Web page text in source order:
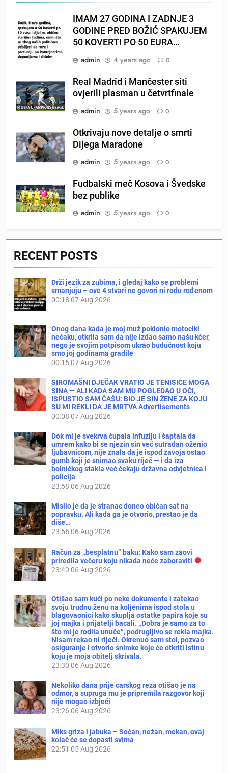
IMAM 27 GODINA I ZADNJE 3
GODINE PRED BOŽIĆ SPAKUJEM
50 KOVERTI PO 50 EURA…
admin
4 years ago 0
Real Madrid i Mančester siti
ovjerili plasman u četvrtfinale
admin
5 years ago 0
Otkrivaju nove detalje o smrti
Dijega Maradone
admin
5 years ago 0
Fudbalski meč Kosova i Švedske
bez publike
admin
5 years ago 0
RECENT POSTS
Drži jezik za zubima, i gledaj kako se problemi
smanjuju – ove 4 stvari ne govori ni rodu rođenom
00:18 07 Aug 2026
Onog dana kada je moj muž poklonio motocikl
nećaku, otkrila sam da nije izdao samo našu kćer,
nego je svojim potpisom ukrao budućnost koju
smo joj godinama gradile
00:1507 Aug 2026
SIROMAŠNI DJEČAK VRATIO JE TENISICE MOGA
SINA — ALI KADA SAM MU POGLEDAO U OČI,
ISPUSTIO SAM ČAŠU: BIO JE SIN ŽENE ZA KOJU
SU MI REKLI DA JE MRTVA Advertisements
00:08 07 Aug 2026
Dok mi je svekrva čupala infuziju i šaptala da
umrem kako bi se njezin sin već sutradan oženio
ljubavnicom, nije znala da je ispod zavoja ostao
gumb koji je snimao svaku riječ — i da iza
bolničkog stakla već čekaju državna odvjetnica i
policija
23:58 06 Aug 2026
Mislio je da je stranac doneo običan sat na
popravku. Ali kada ga je otvorio, prestao je da
diše…
23:56 06 Aug 2026
Račun za „besplatnu“ baku: Kako sam zaovi
priredila večeru koju nikada neće zaboraviti
23:40 06 Aug 2026
Otišao sam kući po neke dokumente i zatekao
svoju trudnu ženu na koljenima ispod stola u
blagovaonici kako skuplja ostatke papira koje su
joj majka i prijatelji bacali. „Dobra je samo za to
što mi je rodila unuče“, podrugljivo se rekla majka.
Nisam rekao ni riječi. Okrenuo sam stol, pozvao
osiguranje i otvorio snimke koje će otkriti istinu
koju je moja obitelj skrivala.
23:30 06 Aug 2026
Nekoliko dana prije carskog reza otišao je na
odmor, a supruga mu je pripremila razgovor koji
nije mogao izbjeći
23:26 06 Aug 2026
Miks griza i jabuka – Sočan, nežan, mekan, ovaj
kolač će se dopasti svima
22:51 05 Aug 2026